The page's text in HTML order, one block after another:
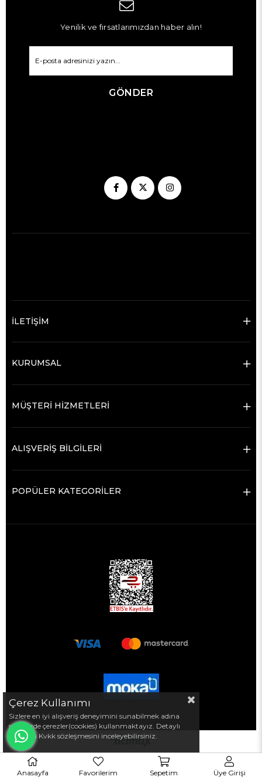
Yenilik ve fırsatlarımızdan haber alın!
GÖNDER
İLETİŞİM
KURUMSAL
MÜŞTERİ HİZMETLERİ
ALIŞVERİŞ BİLGİLERİ
POPÜLER KATEGORİLER
Çerez Kullanımı
Sizlere en iyi alışveriş deneyimini sunabilmek adına
sitemizde çerezler(cookies) kullanmaktayız. Detaylı
bilgi için Kvkk sözleşmesini inceleyebilirsiniz.
Anasayfa Favorilerim Sepetim Üye Girişi